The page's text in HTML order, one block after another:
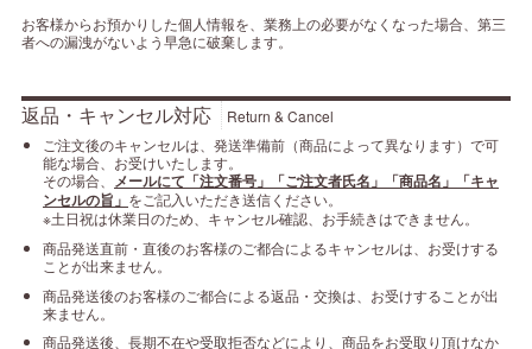
お客様からお預かりした個人情報を、業務上の必要がなくなった場合、第三
者への漏洩がないよう早急に破棄します。
返品・キャンセル対応
Return & Cancel
ご注文後のキャンセルは、発送準備前（商品によって異なります）で可
能な場合、お受けいたします。
その場合、 メールにて「注文番号」「ご注文者氏名」「商品名」「キャ
ンセルの旨」 をご記入いただき送信ください。
※土日祝は休業日のため、キャンセル確認、お手続きはできません。
商品発送直前・直後のお客様のご都合によるキャンセルは、お受けする
ことが出来ません。
商品発送後のお客様のご都合による返品・交換は、お受けすることが出
来ません。
商品発送後、長期不在や受取拒否などにより、商品をお受取り頂けなか